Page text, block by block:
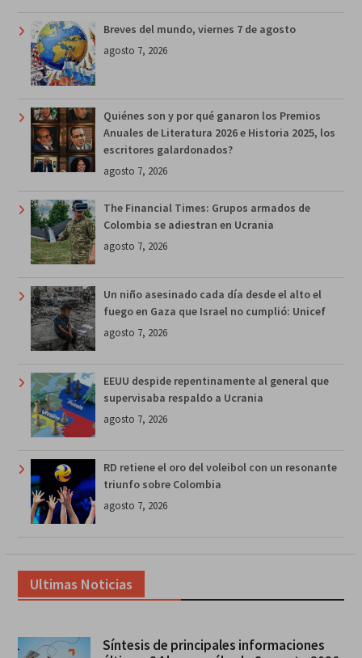
Breves del mundo, viernes 7 de agosto
agosto 7, 2026
Quiénes son y por qué ganaron los Premios
Anuales de Literatura 2026 e Historia 2025, los
escritores galardonados?
agosto 7, 2026
The Financial Times: Grupos armados de
Colombia se adiestran en Ucrania
agosto 7, 2026
Un niño asesinado cada día desde el alto el
fuego en Gaza que Israel no cumplió: Unicef
agosto 7, 2026
EEUU despide repentinamente al general que
supervisaba respaldo a Ucrania
agosto 7, 2026
RD retiene el oro del voleibol con un resonante
triunfo sobre Colombia
agosto 7, 2026
Ultimas Noticias
Síntesis de principales informaciones